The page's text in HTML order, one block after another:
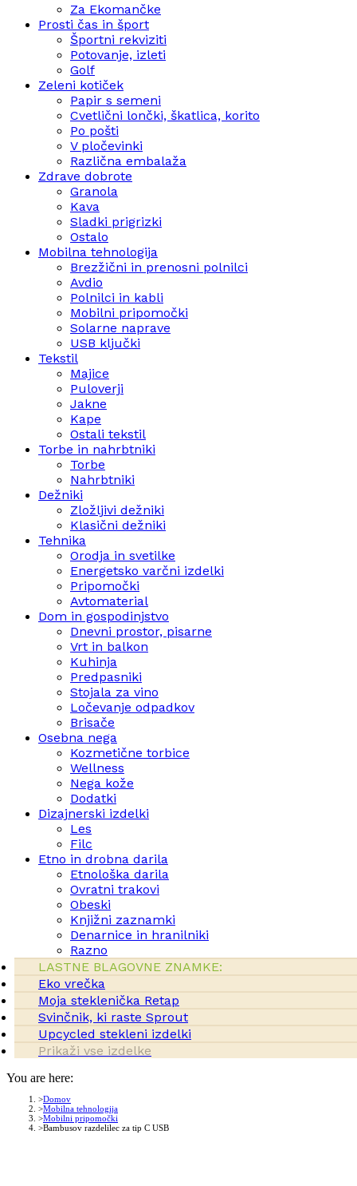
Za Ekomančke
Prosti čas in šport
Športni rekviziti
Potovanje, izleti
Golf
Zeleni kotiček
Papir s semeni
Cvetlični lončki, škatlica, korito
Po pošti
V pločevinki
Različna embalaža
Zdrave dobrote
Granola
Kava
Sladki prigrizki
Ostalo
Mobilna tehnologija
Brezžični in prenosni polnilci
Avdio
Polnilci in kabli
Mobilni pripomočki
Solarne naprave
USB ključki
Tekstil
Majice
Puloverji
Jakne
Kape
Ostali tekstil
Torbe in nahrbtniki
Torbe
Nahrbtniki
Dežniki
Zložljivi dežniki
Klasični dežniki
Tehnika
Orodja in svetilke
Energetsko varčni izdelki
Pripomočki
Avtomaterial
Dom in gospodinjstvo
Dnevni prostor, pisarne
Vrt in balkon
Kuhinja
Predpasniki
Stojala za vino
Ločevanje odpadkov
Brisače
Osebna nega
Kozmetične torbice
Wellness
Nega kože
Dodatki
Dizajnerski izdelki
Les
Filc
Etno in drobna darila
Etnološka darila
Ovratni trakovi
Obeski
Knjižni zaznamki
Denarnice in hranilniki
Razno
LASTNE BLAGOVNE ZNAMKE:
Eko vrečka
Moja steklenička Retap
Svinčnik, ki raste Sprout
Upcycled stekleni izdelki
Prikaži vse izdelke
You are here:
Domov
Mobilna tehnologija
Mobilni pripomočki
Bambusov razdelilec za tip C USB